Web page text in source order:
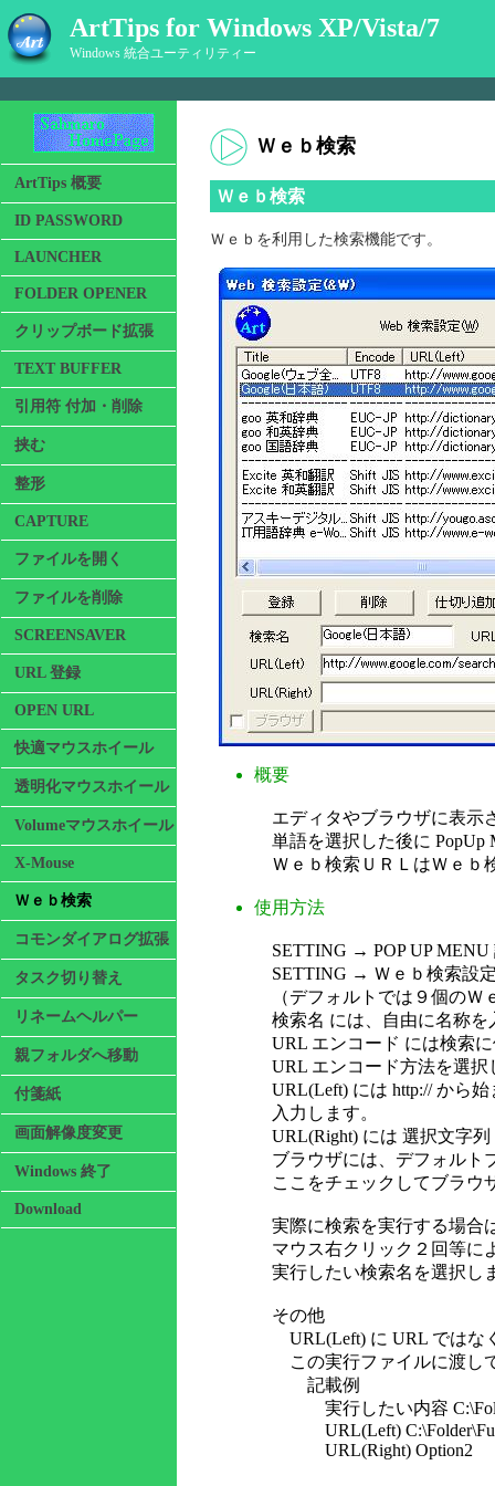
ArtTips for Windows XP/Vista/7
Windows 統合ユーティリティー
ArtTips 概要
ID PASSWORD
LAUNCHER
FOLDER OPENER
クリップボード拡張
TEXT BUFFER
引用符 付加・削除
挟む
整形
CAPTURE
ファイルを開く
ファイルを削除
SCREENSAVER
URL 登録
OPEN URL
快適マウスホイール
透明化マウスホイール
Volumeマウスホイール
X-Mouse
Ｗｅｂ検索
コモンダイアログ拡張
タスク切り替え
リネームヘルパー
親フォルダへ移動
付箋紙
画面解像度変更
Windows 終了
Download
Ｗｅｂ検索
Ｗｅｂ検索
Ｗｅｂを利用した検索機能です。
概要
エディタやブラウザに表示
単語を選択した後に PopUp
Ｗｅｂ検索ＵＲＬはＷｅｂ
使用方法
SETTING → POP UP MENU
SETTING → Ｗｅｂ検索設
（デフォルトでは９個のＷ
検索名 には、自由に名称を
URL エンコード には検索に
URL エンコード方法を選択
URL(Left) には http:// から
入力します。
URL(Right) には 選択文字
ブラウザには、デフォルト
ここをチェックしてブラウ
実際に検索を実行する場合
マウス右クリック２回等に
実行したい検索名を選択し
その他
URL(Left) に URL ではな
この実行ファイルに渡して
記載例
実行したい内容
URL(Left)
URL(Right) Option2